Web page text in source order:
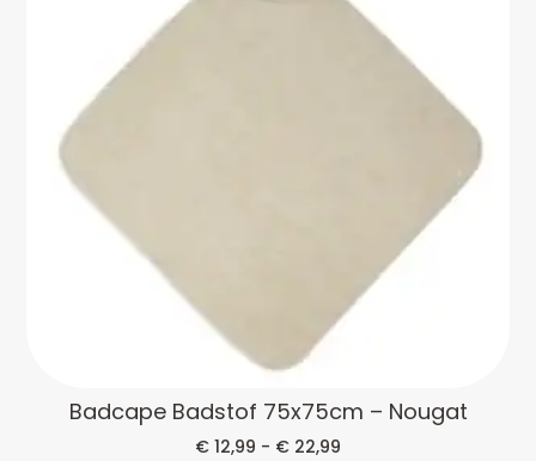
Badcape Badstof 75x75cm – Nougat
€ 12,99 - € 22,99